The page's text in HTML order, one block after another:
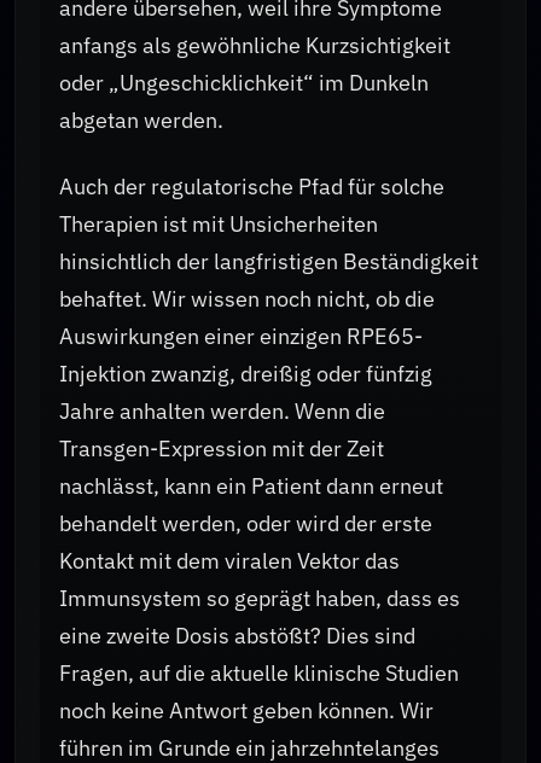
andere übersehen, weil ihre Symptome
anfangs als gewöhnliche Kurzsichtigkeit
oder „Ungeschicklichkeit“ im Dunkeln
abgetan werden.
Auch der regulatorische Pfad für solche
Therapien ist mit Unsicherheiten
hinsichtlich der langfristigen Beständigkeit
behaftet. Wir wissen noch nicht, ob die
Auswirkungen einer einzigen RPE65-
Injektion zwanzig, dreißig oder fünfzig
Jahre anhalten werden. Wenn die
Transgen-Expression mit der Zeit
nachlässt, kann ein Patient dann erneut
behandelt werden, oder wird der erste
Kontakt mit dem viralen Vektor das
Immunsystem so geprägt haben, dass es
eine zweite Dosis abstößt? Dies sind
Fragen, auf die aktuelle klinische Studien
noch keine Antwort geben können. Wir
führen im Grunde ein jahrzehntelanges